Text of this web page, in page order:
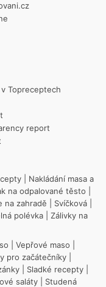
v Topreceptech
report
Nakládání masa a
na odpalované těsto
na zahradě Svíčková
polévka
Zálivky na
Vepřové maso
pro začátečníky
Sladké recepty
saláty
Studená